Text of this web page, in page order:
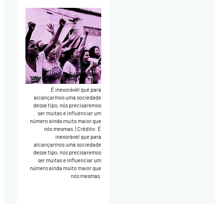
É inexorável que para
alcançarmos uma sociedade
desse tipo, nós precisaremos
ser muitas e influenciar um
número ainda muito maior que
nós mesmas.
Crédito: É
inexorável que para
alcançarmos uma sociedade
desse tipo, nós precisaremos
ser muitas e influenciar um
número ainda muito maior que
nós mesmas.